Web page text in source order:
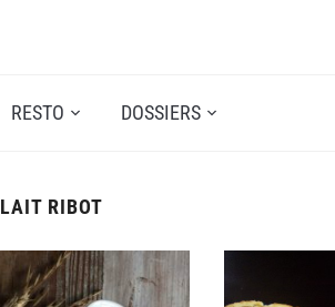
RESTO DOSSIERS
LAIT RIBOT